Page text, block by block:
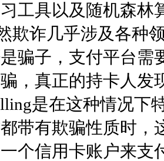
工具以及随机森林
欺诈几乎涉及各种
骗子，支付平台需
，真正的持卡人发
是在这种情况下
带有欺骗性质时，
个信用卡账户来支